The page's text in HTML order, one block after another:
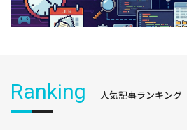
Ranking 人気記事ランキング